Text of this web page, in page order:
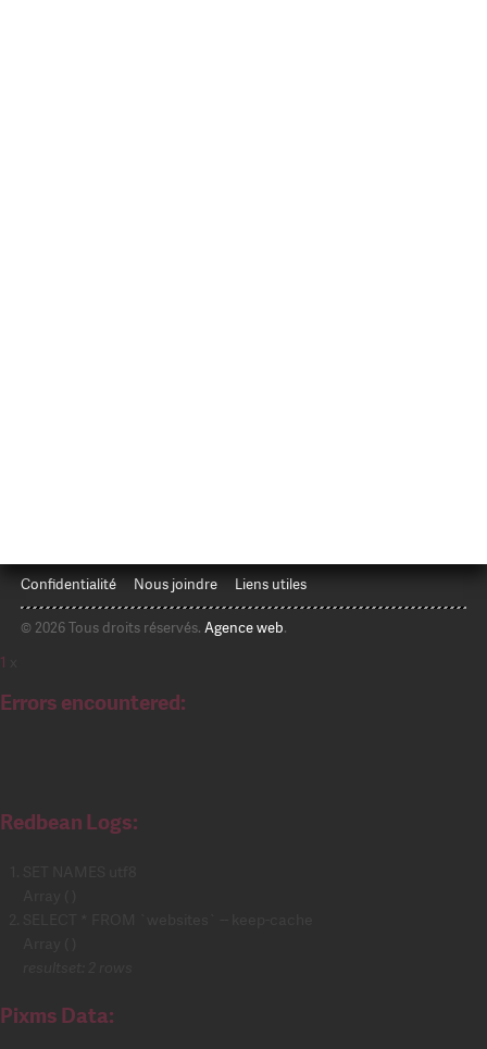
Confidentialité Nous joindre Liens utiles
© 2026 Tous droits réservés. Agence web.
1
Errors encountered:
Redbean Logs:
Pixms Data: